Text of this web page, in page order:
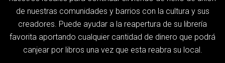
de nuestras comunidades y barrios con la cultura y sus
creadores. Puede ayudar a la reapertura de su librería
favorita aportando cualquier cantidad de dinero que podrá
canjear por libros una vez que esta reabra su local.